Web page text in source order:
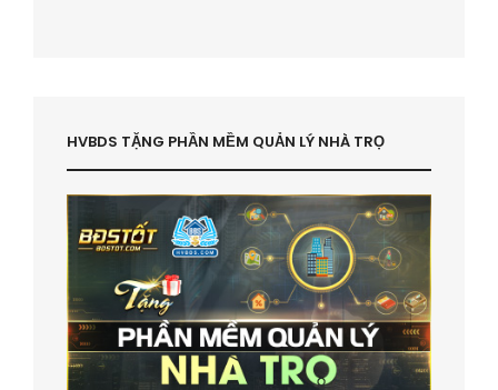
HVBDS TẶNG PHẦN MỀM QUẢN LÝ NHÀ TRỌ